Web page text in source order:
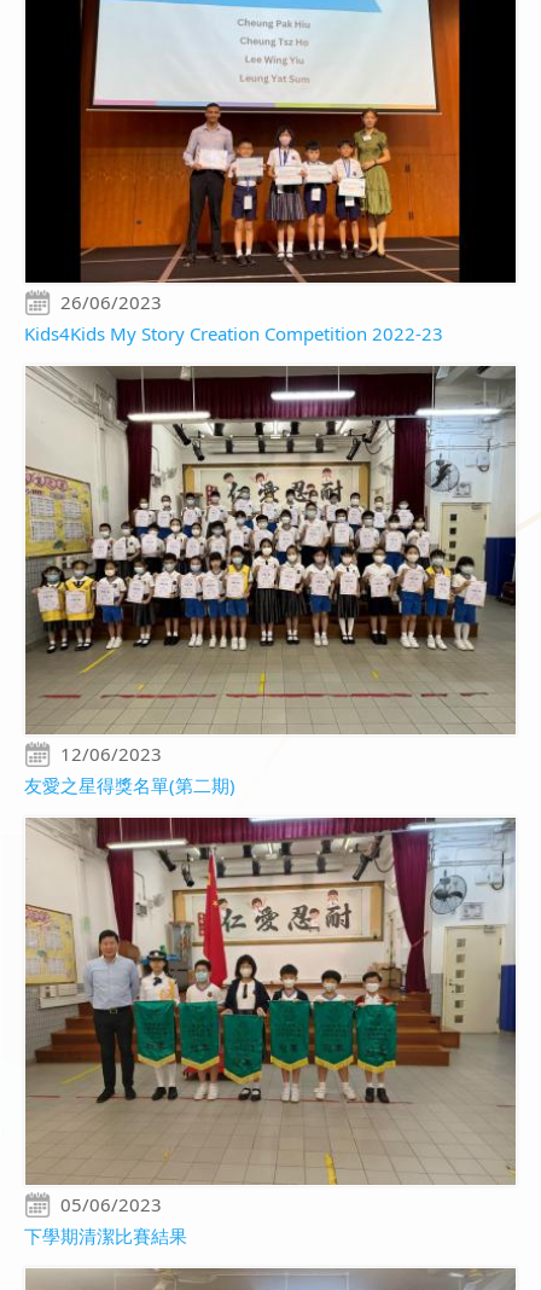
26/06/2023
Kids4Kids My Story Creation Competition 2022-23
12/06/2023
友愛之星得獎名單(第二期)
05/06/2023
下學期清潔比賽結果